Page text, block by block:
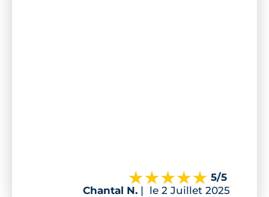
5/5
Chantal N. | le 2 Juillet 2025